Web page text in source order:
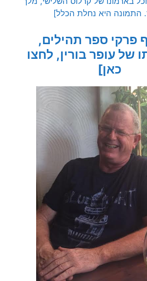
התמונה היא נחלת הכלל]
פרקי ספר תהילים,
של עופר בורין, לחצו
כאן]